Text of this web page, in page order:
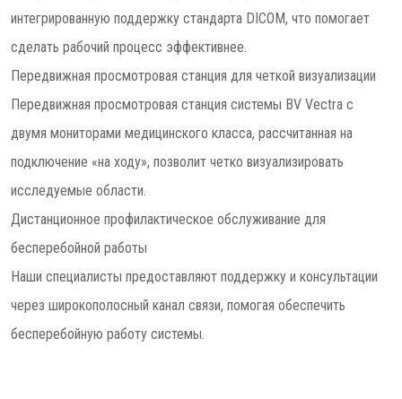
интегрированную поддержку стандарта DICOM, что помогает
сделать рабочий процесс эффективнее.
Передвижная просмотровая станция для четкой визуализации
Передвижная просмотровая станция системы BV Vectra с
двумя мониторами медицинского класса, рассчитанная на
подключение «на ходу», позволит четко визуализировать
исследуемые области.
Дистанционное профилактическое обслуживание для
бесперебойной работы
Наши специалисты предоставляют поддержку и консультации
через широкополосный канал связи, помогая обеспечить
бесперебойную работу системы.